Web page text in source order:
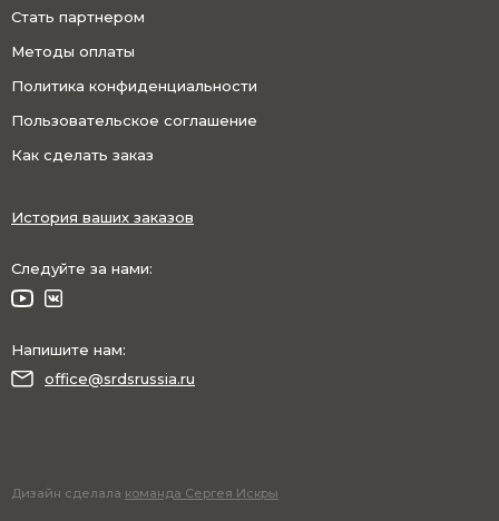
Стать партнером
Методы оплаты
Политика конфиденциальности
Пользовательское соглашение
Как сделать заказ
История ваших заказов
Следуйте за нами:
Напишите нам:
office@srdsrussia.ru
Дизайн сделала команда Сергея Искры